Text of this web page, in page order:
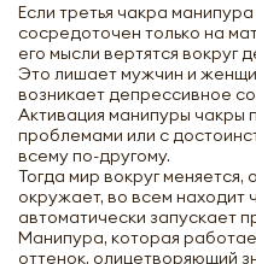
Если третья чакра
сосредоточен только на
его мысли вертятся вокруг
Это лишает мужчин и
возникает депрессивное
Активация манипуры чакры
проблемами или с
всему по-другому.
Тогда мир вокруг
окружает, во всем находит
автоматически запускает
Манипура, которая
оттенок, олицетворяющий